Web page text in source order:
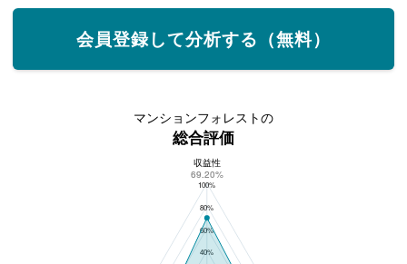
会員登録して分析する（無料）
マンションフォレストの
総合評価
マンションフォレストの総合評価
100%
80%
60%
40%
収益性
69.20%